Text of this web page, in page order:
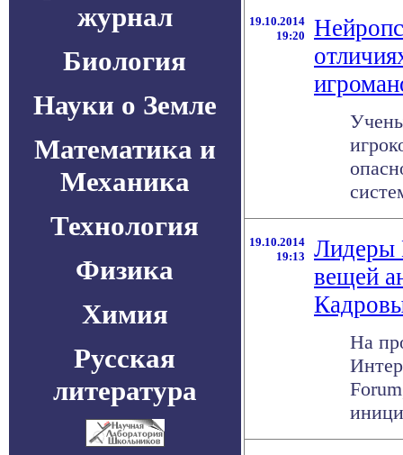
журнал
Биология
Науки о Земле
Математика и
Механика
Технология
Физика
Химия
Русская
литература
19.10.2014
19:20
19.10.2014
19:13
Лидеры
вещей
На